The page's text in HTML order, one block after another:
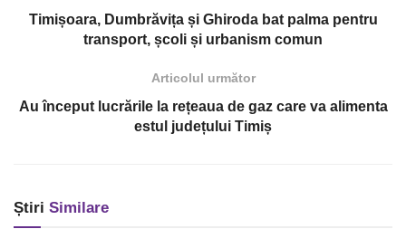
Timișoara, Dumbrăvița și Ghiroda bat palma pentru
transport, școli și urbanism comun
Articolul următor
Au început lucrările la rețeaua de gaz care va alimenta
estul județului Timiș
Știri Similare